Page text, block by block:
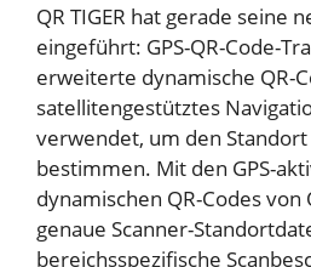
QR TIGER hat gerade seine
eingeführt: GPS-QR-Code-
erweiterte dynamische QR-
satellitengestütztes
verwendet, um den Standort
bestimmen. Mit den GPS-
dynamischen QR-Codes von
genaue Scanner-
bereichsspezifische